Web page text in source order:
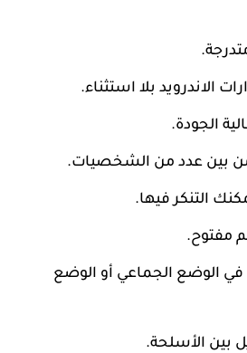
الاندرويد بلا استثناء.
الجودة.
من بين عدد من الشخصيات.
التنكر فيها.
مفتوح.
الوضع الجماعي أو الوضع
بين الأسلحة.